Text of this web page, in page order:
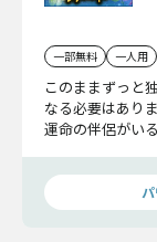
一部無料 一人用
このままずっと
なる必要はあり
運命の伴侶がい